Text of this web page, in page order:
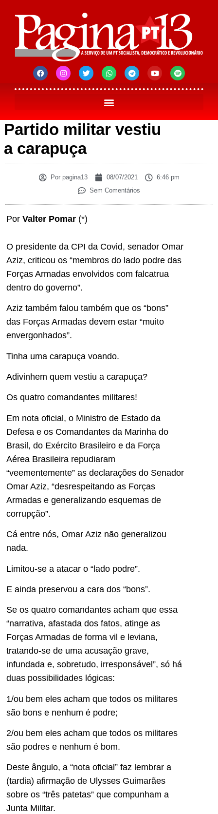
Partido militar vestiu
a carapuça
Porpagina13 08/07/2021
6:46 pm
Sem Comentários
Por Valter Pomar (*)
O presidente da CPI da Covid, senador Omar
Aziz, criticou os “membros do lado podre das
Forças Armadas envolvidos com falcatrua
dentro do governo”.
Aziz também falou também que os “bons”
das Forças Armadas devem estar “muito
envergonhados”.
Tinha uma carapuça voando.
Adivinhem quem vestiu a carapuça?
Os quatro comandantes militares!
Em nota oficial, o Ministro de Estado da
Defesa e os Comandantes da Marinha do
Brasil, do Exército Brasileiro e da Força
Aérea Brasileira repudiaram
“veementemente” as declarações do Senador
Omar Aziz, “desrespeitando as Forças
Armadas e generalizando esquemas de
corrupção”.
Cá entre nós, Omar Aziz não generalizou
nada.
Limitou-se a atacar o “lado podre”.
E ainda preservou a cara dos “bons”.
Se os quatro comandantes acham que essa
“narrativa, afastada dos fatos, atinge as
Forças Armadas de forma vil e leviana,
tratando-se de uma acusação grave,
infundada e, sobretudo, irresponsável”, só há
duas possibilidades lógicas:
1/ou bem eles acham que todos os militares
são bons e nenhum é podre;
2/ou bem eles acham que todos os militares
são podres e nenhum é bom.
Deste ângulo, a “nota oficial” faz lembrar a
(tardia) afirmação de Ulysses Guimarães
sobre os “três patetas” que compunham a
Junta Militar.